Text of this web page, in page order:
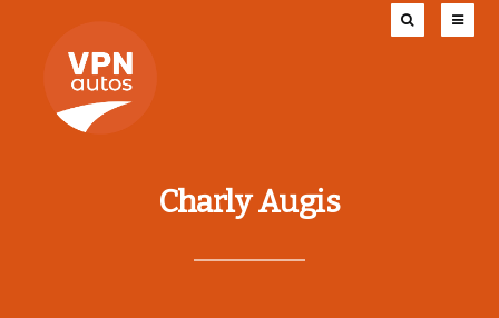
Charly Augis